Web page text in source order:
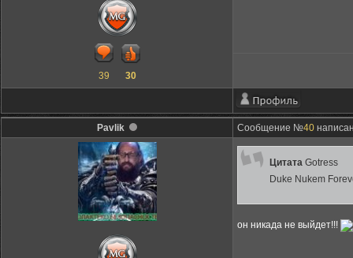
39 30
Pavlik Сообщение №40
Цитата Gotress
Duke Nukem
он никада не выйдет!!!